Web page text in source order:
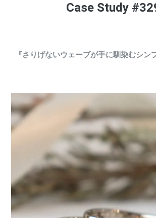
Case Study
『さりげないウェーブが手に馴染むシン